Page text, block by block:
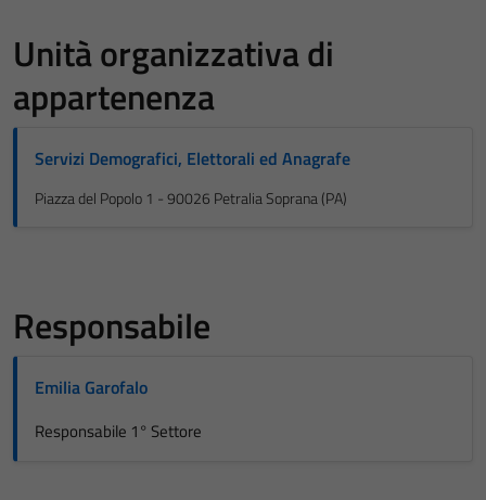
Unità organizzativa di
appartenenza
Servizi Demografici, Elettorali ed Anagrafe
Piazza del Popolo 1 - 90026 Petralia Soprana (PA)
Responsabile
Emilia Garofalo
Responsabile 1° Settore